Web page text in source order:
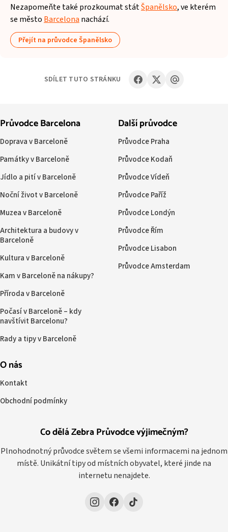
Nezapomeňte také prozkoumat státŠpanělsko, ve kterém
se město Barcelona nachází.
Přejít na průvodce Španělsko
SDÍLET TUTO STRÁNKU
Co dělá Zebra Průvodce výjimečným?
Plnohodnotný průvodce světem se všemi informacemi na jednom
místě. Unikátní tipy od místních obyvatel, které jinde na
internetu nenajdete.
Průvodce Barcelona
Doprava v Barceloně
Památky v Barceloně
Jídlo a pití v Barceloně
Noční život v Barceloně
Muzea v Barceloně
Architektura a budovy v
Barceloně
Kultura v Barceloně
Kam v Barceloně na nákupy?
Příroda v Barceloně
Počasí v Barceloně – kdy
navštívit Barcelonu?
Rady a tipy v Barceloně
Další průvodce
Průvodce Praha
Průvodce Kodaň
Průvodce Vídeň
Průvodce Paříž
Průvodce Londýn
Průvodce Řím
Průvodce Lisabon
Průvodce Amsterdam
O nás
Kontakt
Obchodní podmínky